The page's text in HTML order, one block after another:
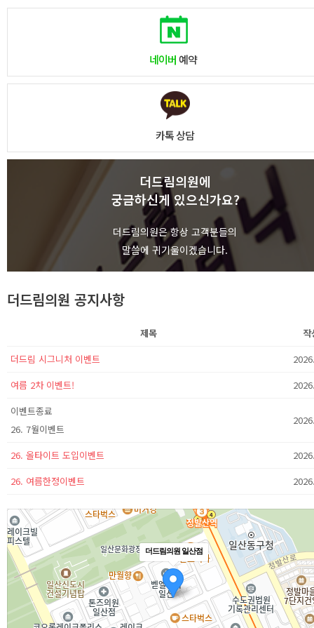
네이버예약
카톡 상담
더드림의원에
궁금하신게 있으신가요?
더드림의원은 항상 고객분들의
말씀에 귀기울이겠습니다.
상담하기
더드림의원 공지사항
제목
작
더드림 시그니처 이벤트
여름 2차 이벤트!
이벤트종료
26. 7월이벤트
26. 올타이트 도입이벤트
26. 여름한정이벤트
더드림의원 일산점